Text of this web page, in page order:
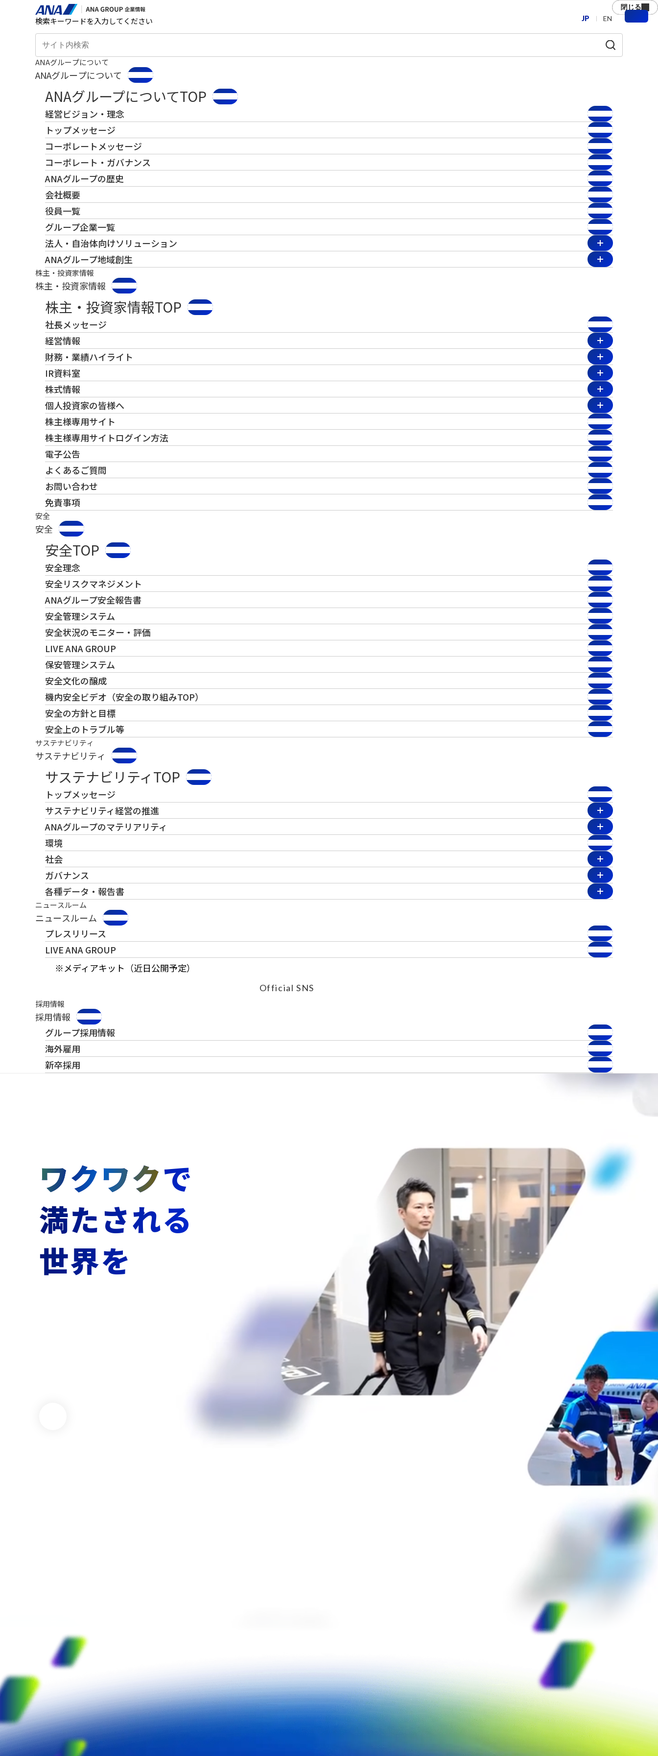
JP EN
検索キーワードを入力してください
ANAグループについて
ANAグループについて
ANAグループについてTOP
経営ビジョン・理念
トップメッセージ
コーポレートメッセージ
コーポレート・ガバナンス
ANAグループの歴史
会社概要
役員一覧
グループ企業一覧
法人・自治体向けソリューション
ANAグループ地域創生
閉じる
株主・投資家情報
株主・投資家情報
株主・投資家情報TOP
社長メッセージ
経営情報
財務・業績ハイライト
IR資料室
株式情報
個人投資家の皆様へ
株主様専用サイト
株主様専用サイトログイン方法
電子公告
よくあるご質問
お問い合わせ
免責事項
閉じる
安全
安全
安全TOP
安全理念
安全リスクマネジメント
ANAグループ安全報告書
安全管理システム
安全状況のモニター・評価
LIVE ANA GROUP
保安管理システム
安全文化の醸成
機内安全ビデオ（安全の取り組みTOP）
安全の方針と目標
安全上のトラブル等
閉じる
サステナビリティ
サステナビリティ
サステナビリティTOP
トップメッセージ
サステナビリティ経営の推進
ANAグループのマテリアリティ
環境
社会
ガバナンス
各種データ・報告書
閉じる
ニュースルーム
ニュースルーム
プレスリリース
LIVE ANA GROUP
※メディアキット（近日公開予定）
Official SNS
閉じる
採用情報
採用情報
グループ採用情報
海外雇用
新卒採用
閉じる
ワクワクで
満たされる
世界を